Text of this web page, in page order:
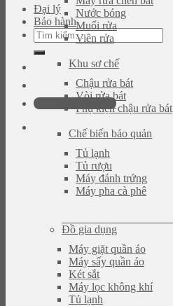
Đại lý
Bảo hành
Tìm
kiếm:
0946.480.580
Nước bóng
Muối rửa
Viên rửa
Khu sơ chế
Chậu rửa bát
Vòi rửa bát
Phụ kiện chậu rửa bát
Chế biến bảo quản
Tủ lạnh
Tủ rượu
Máy đánh trứng
Máy pha cà phê
Đồ gia dụng
Máy giặt quần áo
Máy sấy quần áo
Két sắt
Máy lọc không khí
Tủ lạnh